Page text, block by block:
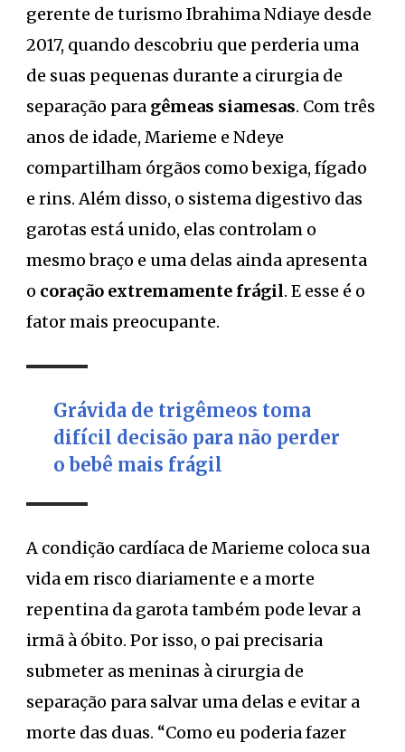
gerente de turismo Ibrahima Ndiaye desde
2017, quando descobriu que perderia uma
de suas pequenas durante a cirurgia de
separação para gêmeas siamesas. Com três
anos de idade, Marieme e Ndeye
compartilham órgãos como bexiga, fígado
e rins. Além disso, o sistema digestivo das
garotas está unido, elas controlam o
mesmo braço e uma delas ainda apresenta
o coração extremamente frágil. E esse é o
fator mais preocupante.
Grávida de trigêmeos toma
difícil decisão para não perder
o bebê mais frágil
A condição cardíaca de Marieme coloca sua
vida em risco diariamente e a morte
repentina da garota também pode levar a
irmã à óbito. Por isso, o pai precisaria
submeter as meninas à cirurgia de
separação para salvar uma delas e evitar a
morte das duas. “Como eu poderia fazer